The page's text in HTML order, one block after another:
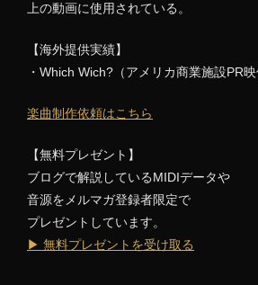
上の動画に使用されている。
【海外提供実績】
・Which Wich?（アメリカ商業施設PR映
楽曲制作依頼はこちら
【無料プレゼント】
ブログで解説しているMIDIデータや
音源をメルマガ登録者限定で
プレゼントしています。
▶ 無料プレゼントを受け取る